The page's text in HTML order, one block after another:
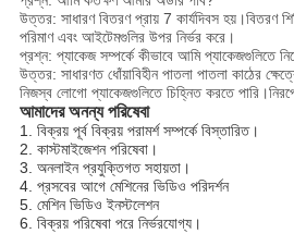
উত্তর: সাধারণ বিতরণ প্রায় 7 কার্যদিবস হয়।বিতরণ
পরিমাণ এবং আইটেমগুলির উপর নির্ভর করে।
প্রশ্ন: প্যাকেজ সম্পর্কে কীভাবে আমি প্যাকেজগুলিতে
উত্তর: সাধারণত ধোঁয়াবিহীন পাতলা পাতলা কাঠের
নিজস্ব লোগো প্যাকেজগুলিতে চিহ্নিত করতে
আমাদের অনন্য পরিষেবা
1. বিক্রয় পূর্ব বিক্রয় পরামর্শ সম্পর্কে বিস্তারিত।
2. কাস্টমাইজেশন পরিষেবা।
3. অনলাইন প্রযুক্তিগত সহায়তা।
4. প্রসবের আগে মেশিনের ভিডিও পরিদর্শন
5. মেশিন ভিডিও ইনস্টলেশন
6. বিক্রয় পরিষেবা পরে নির্ভরযোগ্য।